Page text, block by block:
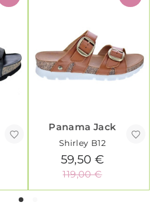
Panama Jack
Shirley B12
59,50 €
119,00 €